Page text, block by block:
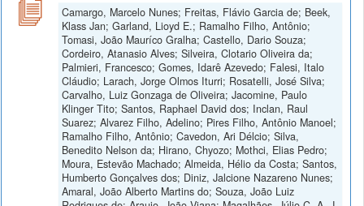
Camargo, Marcelo Nunes; Freitas, Flávio Garcia de; Beek,
Klass Jan; Garland, Lioyd E.; Ramalho Filho, Antônio;
Tomasi, João Mauríco Gralha; Castello, Dario Souza;
Cordeiro, Atanasio Alves; Silveira, Clotario Oliveira da;
Palmieri, Francesco; Gomes, Idarê Azevedo; Falesi, Italo
Cláudio; Larach, Jorge Olmos Iturri; Rosatelli, José Silva;
Carvalho, Luiz Gonzaga de Oliveira; Jacomine, Paulo
Klinger Tito; Santos, Raphael David dos; Inclan, Raul
Suarez; Alvarez Filho, Adelino; Pires Filho, Antônio Manoel;
Ramalho Filho, Antônio; Cavedon, Ari Délcio; Silva,
Benedito Nelson da; Hirano, Chyozo; Mothci, Elias Pedro;
Moura, Estevão Machado; Almeida, Hélio da Costa; Santos,
Humberto Gonçalves dos; Diniz, Jalcione Nazareno Nunes;
Amaral, João Alberto Martins do; Souza, João Luiz